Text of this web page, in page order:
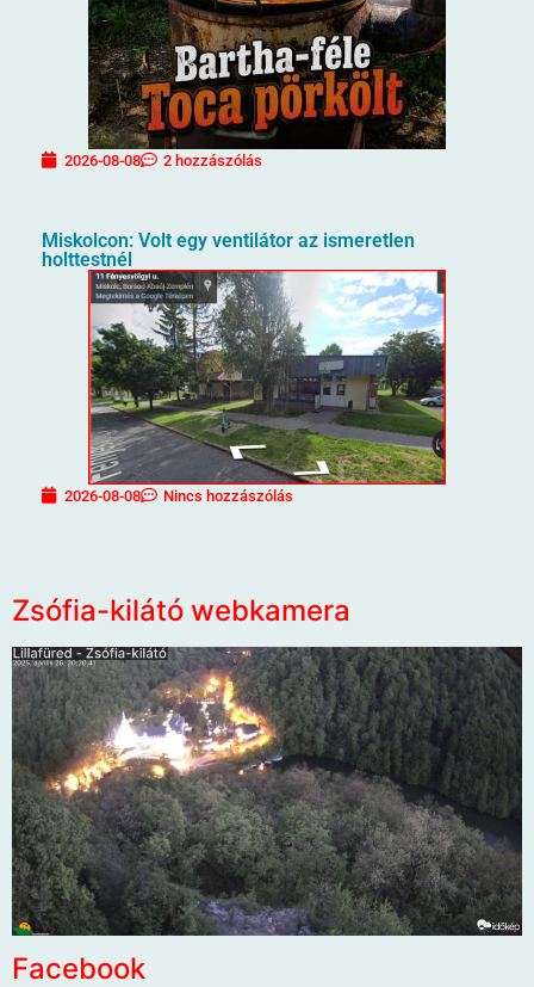
2026-08-08 2 hozzászólás
Miskolcon: Volt egy ventilátor az ismeretlen
holttestnél
2026-08-08 Nincs hozzászólás
Zsófia-kilátó webkamera
Facebook